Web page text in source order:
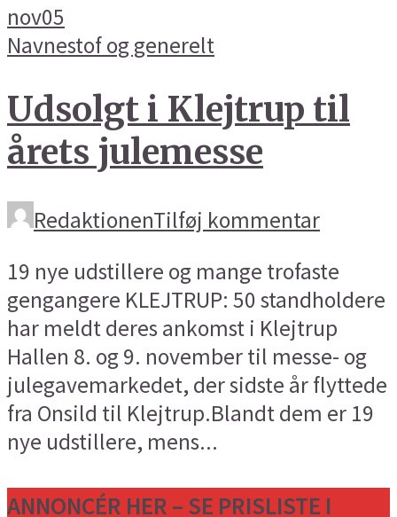
nov05
Navnestof og generelt
Udsolgt i Klejtrup til
årets julemesse
RedaktionenTilføj kommentar
19 nye udstillere og mange trofaste
gengangere KLEJTRUP: 50 standholdere
har meldt deres ankomst i Klejtrup
Hallen 8. og 9. november til messe- og
julegavemarkedet, der sidste år flyttede
fra Onsild til Klejtrup.Blandt dem er 19
nye udstillere, mens...
ANNONCÉR HER – SE PRISLISTE I